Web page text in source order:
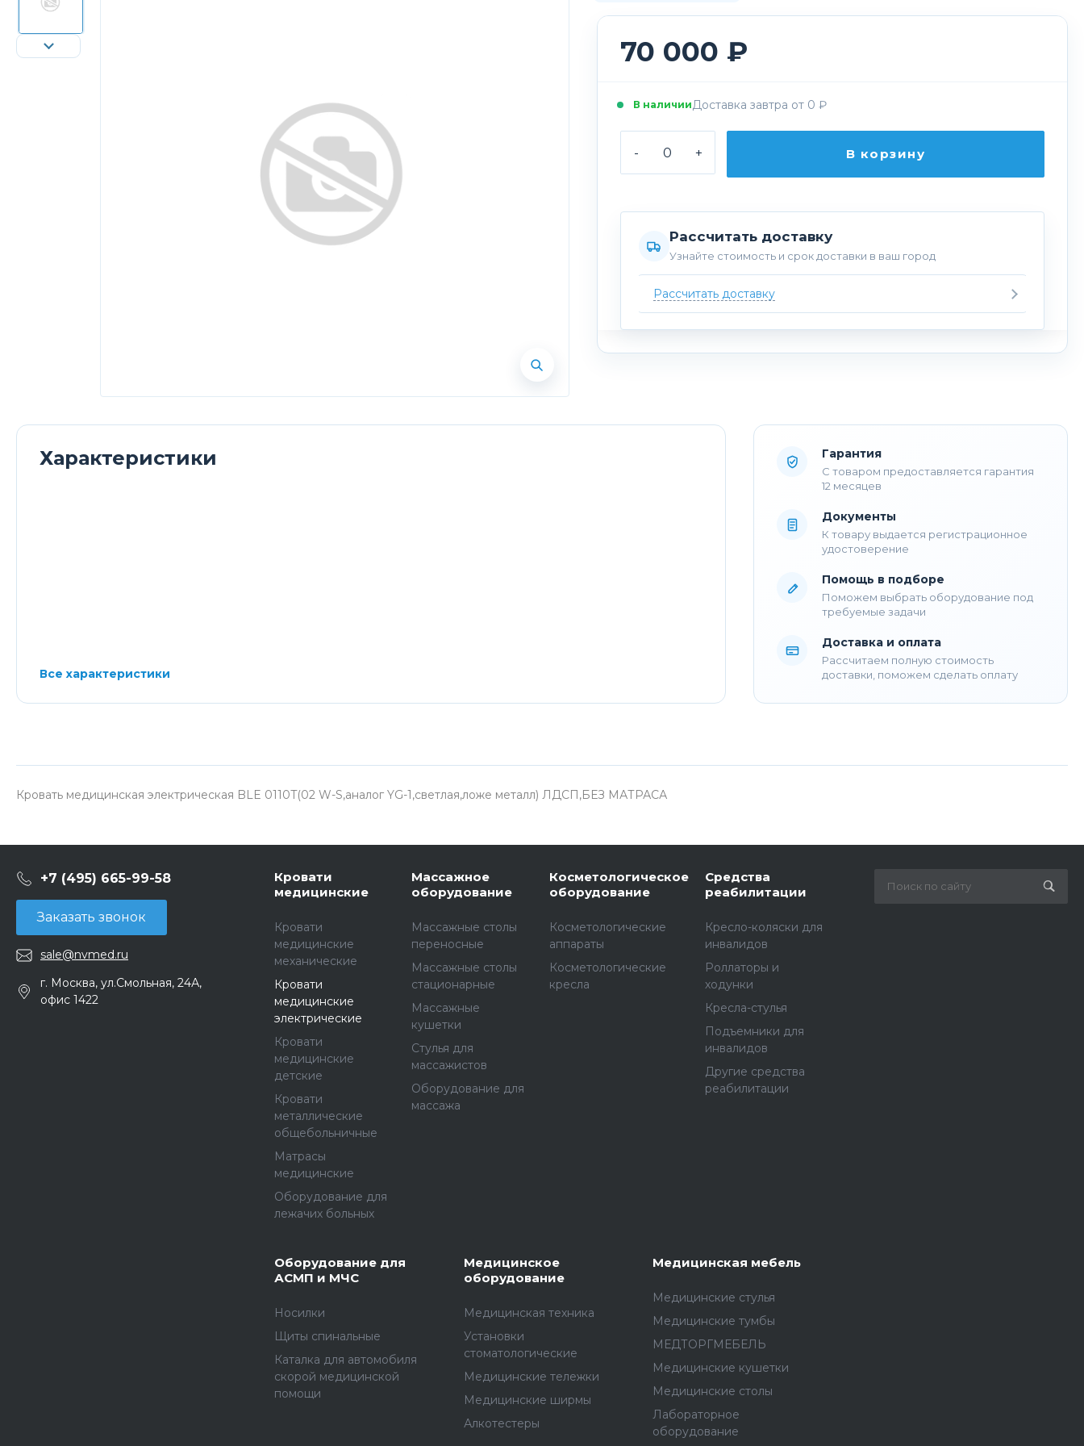
70 000 ₽
В наличииДоставка завтра от 0 ₽
- + В корзину
Рассчитать доставку
Узнайте стоимость и срок доставки в ваш город
Рассчитать доставку
Характеристики
Все характеристики
Гарантия
С товаром предоставляется гарантия
12 месяцев
Документы
К товару выдается регистрационное
удостоверение
Помощь в подборе
Поможем выбрать оборудование под
требуемые задачи
Доставка и оплата
Рассчитаем полную стоимость
доставки, поможем сделать оплату
Кровать медицинская электрическая BLE 0110T(02 W-S,аналог YG-1,светлая,ложе металл) ЛДСП,БЕЗ МАТРАСА
+7 (495) 665-99-58
Заказать звонок
sale@nvmed.ru
г. Москва, ул.Смольная, 24А,
офис 1422
Кровати
медицинские
Кровати
медицинские
механические
Кровати
медицинские
электрические
Кровати
медицинские
детские
Кровати
металлические
общебольничные
Матрасы
медицинские
Оборудование для
лежачих больных
Массажное
оборудование
Массажные столы
переносные
Массажные столы
стационарные
Массажные
кушетки
Стулья для
массажистов
Оборудование для
массажа
Косметологическое
оборудование
Косметологические
аппараты
Косметологические
кресла
Средства
реабилитации
Кресло-коляски для
инвалидов
Роллаторы и
ходунки
Кресла-стулья
Подъемники для
инвалидов
Другие средства
реабилитации
Оборудование для
АСМП и МЧС
Носилки
Щиты спинальные
Каталка для автомобиля
скорой медицинской
помощи
Медицинское
оборудование
Медицинская техника
Установки
стоматологические
Медицинские тележки
Медицинские ширмы
Алкотестеры
Медицинская мебель
Медицинские стулья
Медицинские тумбы
МЕДТОРГМЕБЕЛЬ
Медицинские кушетки
Медицинские столы
Лабораторное
оборудование